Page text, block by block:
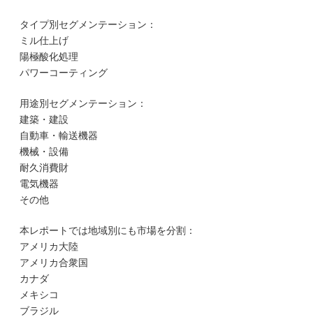
タイプ別セグメンテーション：
ミル仕上げ
陽極酸化処理
パワーコーティング
用途別セグメンテーション：
建築・建設
自動車・輸送機器
機械・設備
耐久消費財
電気機器
その他
本レポートでは地域別にも市場を分割：
アメリカ大陸
アメリカ合衆国
カナダ
メキシコ
ブラジル